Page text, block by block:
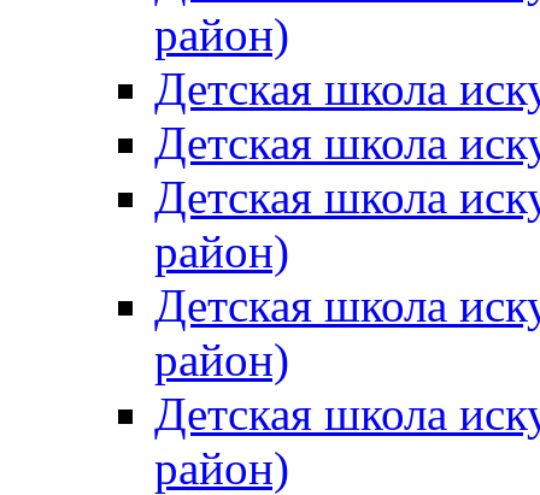
район)
Детская школа
Детская школа
Детская школа
район)
Детская школа
район)
Детская школа
район)